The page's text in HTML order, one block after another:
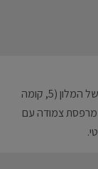
חדר מפנק ושקט הממוקם בקומת העסקים החדשה של המלון (5, קומה
מרפסת צמודה עם